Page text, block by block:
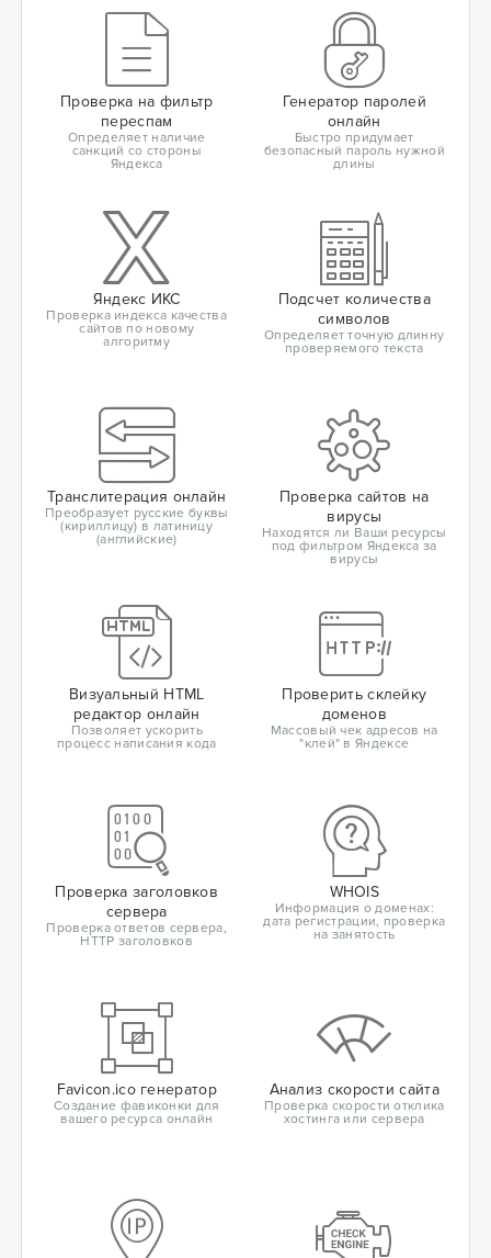
Проверка на фильтр
переспам
Определяет наличие
санкций со стороны
Яндекса
Генератор паролей
онлайн
Быстро придумает
безопасный пароль нужной
длины
Яндекс ИКС
Проверка индекса качества
сайтов по новому
алгоритму
Подсчет количества
символов
Определяет точную длинну
проверяемого текста
Транслитерация онлайн
Преобразует русские буквы
(кириллицу) в латиницу
(английские)
Проверка сайтов на
вирусы
Находятся ли Ваши ресурсы
под фильтром Яндекса за
вирусы
Визуальный HTML
редактор онлайн
Позволяет ускорить
процесс написания кода
Проверить склейку
доменов
Массовый чек адресов на
"клей" в Яндексе
Проверка заголовков
сервера
Проверка ответов сервера,
HTTP заголовков
WHOIS
Информация о доменах:
дата регистрации, проверка
на занятость
Favicon.ico генератор
Создание фавиконки для
вашего ресурса онлайн
Анализ скорости сайта
Проверка скорости отклика
хостинга или сервера